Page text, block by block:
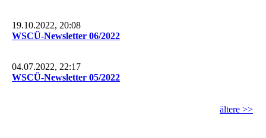
19.10.2022, 20:08
WSCÜ-Newsletter 06/2022
04.07.2022, 22:17
WSCÜ-Newsletter 05/2022
ältere >>